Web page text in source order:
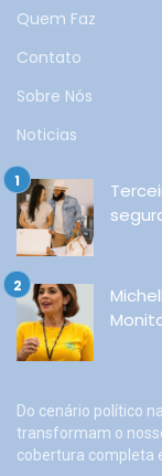
Quem Faz
Contato
Sobre Nós
Noticias
Do cenário político
transformam o
cobertura completa